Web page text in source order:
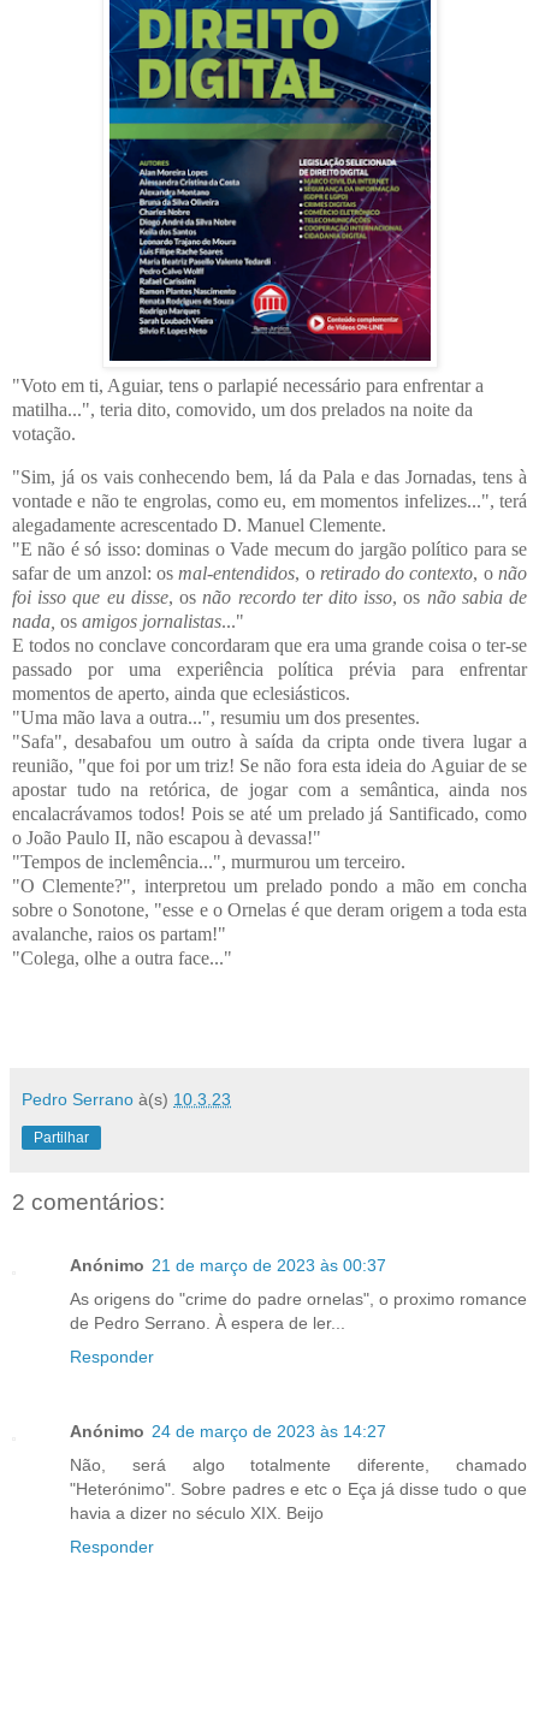
"Voto em ti, Aguiar, tens o parlapié necessário para enfrentar a
matilha...", teria dito, comovido, um dos prelados na noite da
votação.
"Sim, já os vais conhecendo bem, lá da Pala e das Jornadas, tens à
vontade e não te engrolas, como eu, em momentos infelizes...", terá
alegadamente acrescentado D. Manuel Clemente.
"E não é só isso: dominas o Vade mecum do jargão político para se
safar de um anzol: osmal-entendidos, o retirado do contexto, onão
foi isso que eu disse, osnão recordo ter dito isso, os não sabia de
nada, os amigos jornalistas..."
E todos no conclave concordaram que era uma grande coisa o ter-se
passado por uma experiência política prévia para enfrentar
momentos de aperto, ainda que eclesiásticos.
"Uma mão lava a outra...", resumiu um dos presentes.
"Safa", desabafou um outro à saída da cripta onde tivera lugar a
reunião, "que foi por um triz! Se não fora esta ideia do Aguiar de se
apostar tudo na retórica, de jogar com a semântica, ainda nos
encalacrávamos todos! Pois se até um prelado já Santificado, como
o João Paulo II, não escapou à devassa!"
"Tempos de inclemência...", murmurou um terceiro.
"O Clemente?", interpretou um prelado pondo a mão em concha
sobre o Sonotone, "esse e o Ornelas é que deram origem a toda esta
avalanche, raios os partam!"
"Colega, olhe a outra face..."
Pedro Serrano à(s) 10.3.23
Partilhar
2 comentários:
Anónimo 21 de março de 2023 às 00:37
As origens do "crime do padre ornelas", o proximo romance
de Pedro Serrano. À espera de ler...
Responder
Anónimo 24 de março de 2023 às 14:27
Não, será algo totalmente diferente, chamado
"Heterónimo". Sobre padres e etc o Eça já disse tudo o que
havia a dizer no século XIX. Beijo
Responder